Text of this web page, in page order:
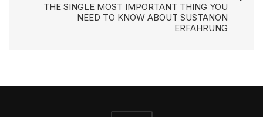
THE SINGLE MOST IMPORTANT THING YOU
NEED TO KNOW ABOUT SUSTANON
ERFAHRUNG